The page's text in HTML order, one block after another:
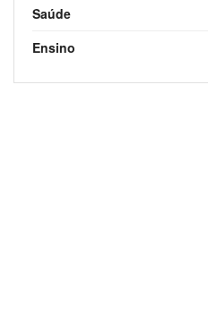
Saúde
Ensino